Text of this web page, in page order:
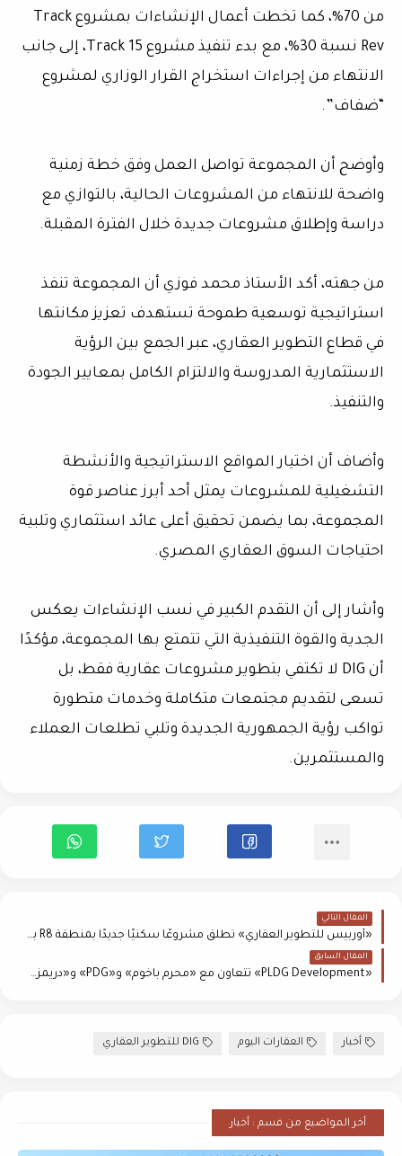
من 70%، كما تخطت أعمال الإنشاءات بمشروع Track
Rev نسبة 30%، مع بدء تنفيذ مشروع Track 15، إلى جانب
الانتهاء من إجراءات استخراج القرار الوزاري لمشروع
“ضفاف”.
وأوضح أن المجموعة تواصل العمل وفق خطة زمنية
واضحة للانتهاء من المشروعات الحالية، بالتوازي مع
دراسة وإطلاق مشروعات جديدة خلال الفترة المقبلة.
من جهته، أكد الأستاذ محمد فوزي أن المجموعة تنفذ
استراتيجية توسعية طموحة تستهدف تعزيز مكانتها
في قطاع التطوير العقاري، عبر الجمع بين الرؤية
الاستثمارية المدروسة والالتزام الكامل بمعايير الجودة
والتنفيذ.
وأضاف أن اختيار المواقع الاستراتيجية والأنشطة
التشغيلية للمشروعات يمثل أحد أبرز عناصر قوة
المجموعة، بما يضمن تحقيق أعلى عائد استثماري وتلبية
احتياجات السوق العقاري المصري.
وأشار إلى أن التقدم الكبير في نسب الإنشاءات يعكس
الجدية والقوة التنفيذية التي تتمتع بها المجموعة، مؤكدًا
أن DIG لا تكتفي بتطوير مشروعات عقارية فقط، بل
تسعى لتقديم مجتمعات متكاملة وخدمات متطورة
تواكب رؤية الجمهورية الجديدة وتلبي تطلعات العملاء
والمستثمرين.
المقال التالي
«أوربيس للتطوير العقاري» تطلق مشروعًا سكنيًا جديدًا بمنطقة R8 بالعاصمة الجديدة
المقال السابق
«PLDG Development» تتعاون مع «محرم باخوم» و«PDG» و«دريمز» وتستهدف استثمارات 30 مليار جنيه
أخبار العقارات اليوم DIG للتطوير العقاري
أخر المواضيع من قسم : أخبار